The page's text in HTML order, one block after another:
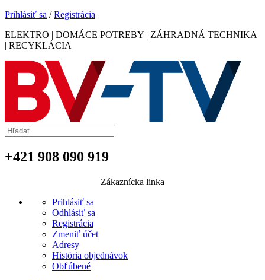
Prihlásiť sa /Registrácia
ELEKTRO | DOMÁCE POTREBY | ZÁHRADNÁ TECHNIKA
| RECYKLÁCIA
+421 908 090 919
Zákaznícka linka
Prihlásiť sa
Odhlásiť sa
Registrácia
Zmeniť účet
Adresy
História objednávok
Obľúbené